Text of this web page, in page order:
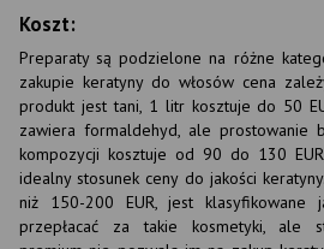
Koszt:
Preparaty są podzielone na różne
zakupie keratyny do włosów cena
produkt jest tani, 1 litr kosztuje do 50
zawiera formaldehyd, ale prostowanie
kompozycji kosztuje od 90 do 130
idealny stosunek ceny do jakości
niż 150-200 EUR, jest klasyfikowane
przepłacać za takie kosmetyki, ale